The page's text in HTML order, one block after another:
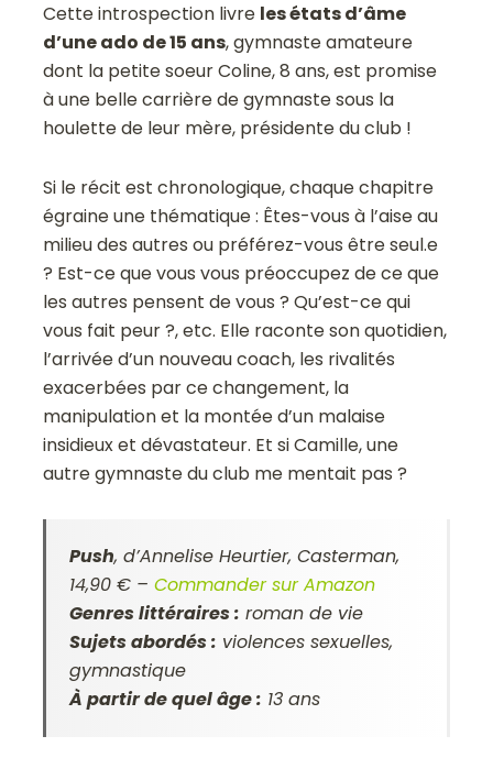
Cette introspection livre les états d’âme
d’une ado de 15 ans, gymnaste amateure
dont la petite soeur Coline, 8 ans, est promise
à une belle carrière de gymnaste sous la
houlette de leur mère, présidente du club !
Si le récit est chronologique, chaque chapitre
égraine une thématique : Êtes-vous à l’aise au
milieu des autres ou préférez-vous être seul.e
? Est-ce que vous vous préoccupez de ce que
les autres pensent de vous ? Qu’est-ce qui
vous fait peur ?, etc. Elle raconte son quotidien,
l’arrivée d’un nouveau coach, les rivalités
exacerbées par ce changement, la
manipulation et la montée d’un malaise
insidieux et dévastateur. Et si Camille, une
autre gymnaste du club me mentait pas ?
Push, d’Annelise Heurtier, Casterman,
14,90 € –Commander sur Amazon
Genres littéraires : roman de vie
Sujets abordés : violences sexuelles,
gymnastique
À partir de quel âge : 13 ans